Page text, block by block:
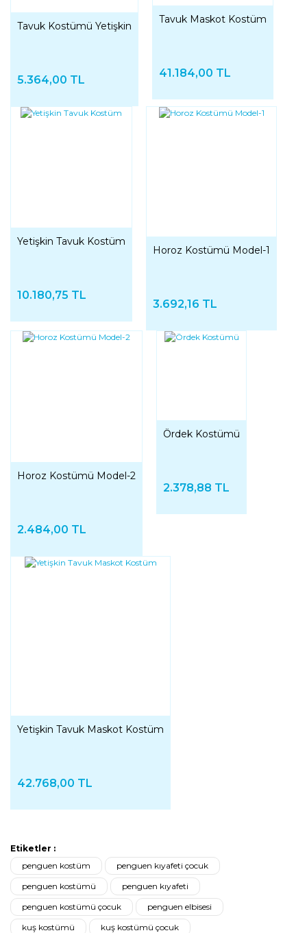
Tavuk Kostümü Yetişkin
5.364,00 TL
Tavuk Maskot Kostüm
41.184,00 TL
Yetişkin Tavuk Kostüm
10.180,75 TL
Horoz Kostümü Model-1
3.692,16 TL
Horoz Kostümü Model-2
2.484,00 TL
Ördek Kostümü
2.378,88 TL
Yetişkin Tavuk Maskot Kostüm
42.768,00 TL
Etiketler :
penguen kostüm
penguen kıyafeti çocuk
penguen kostümü
penguen kıyafeti
penguen kostümü çocuk
penguen elbisesi
kuş kostümü
kuş kostümü çocuk